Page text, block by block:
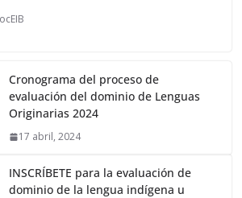
Cronograma del proceso de
evaluación del dominio de Lenguas
Originarias 2024
17 abril, 2024
INSCRÍBETE para la evaluación de
dominio de la lengua indígena u